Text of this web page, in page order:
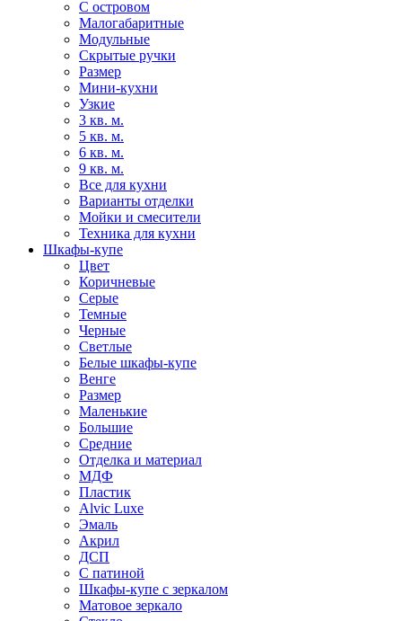
С островом
Малогабаритные
Модульные
Скрытые ручки
Размер
Мини-кухни
Узкие
3 кв. м.
5 кв. м.
6 кв. м.
9 кв. м.
Все для кухни
Варианты отделки
Мойки и смесители
Техника для кухни
Шкафы-купе
Цвет
Коричневые
Серые
Темные
Черные
Светлые
Белые шкафы-купе
Венге
Размер
Маленькие
Большие
Средние
Отделка и материал
МДФ
Пластик
Alvic Luxe
Эмаль
Акрил
ДСП
С патиной
Шкафы-купе с зеркалом
Матовое зеркало